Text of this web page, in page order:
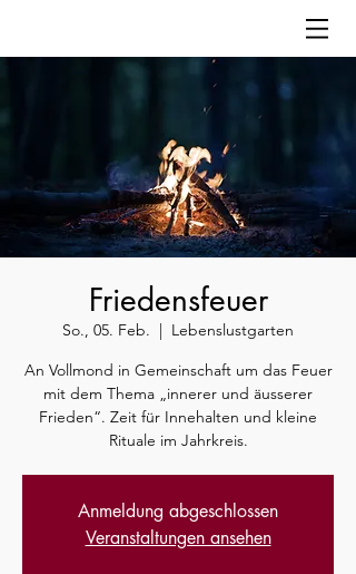
Friedensfeuer
So., 05. Feb.
  |
Lebenslustgarten
An Vollmond in Gemeinschaft um das Feuer
mit dem Thema „innerer und äusserer
Frieden“. Zeit für Innehalten und kleine
Rituale im Jahrkreis.
Anmeldung abgeschlossen
Veranstaltungen ansehen